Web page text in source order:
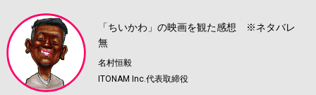
「ちいかわ」の映画を観た感想 ※ネタバレ
無
名村恒毅
ITONAM Inc.代表取締役